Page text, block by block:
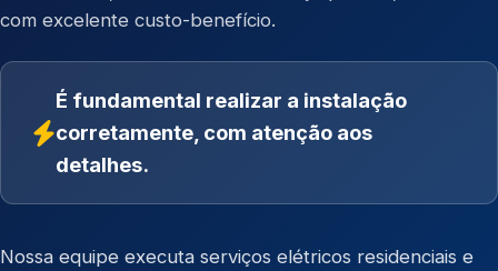
com excelente custo-benefício.
É fundamental realizar a instalação
corretamente, com atenção aos
detalhes.
Nossa equipe executa serviços elétricos residenciais e